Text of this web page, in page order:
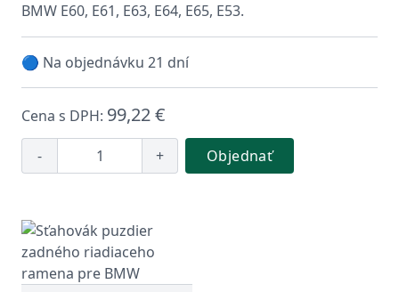
BMW E60, E61, E63, E64, E65, E53.
🔵 Na objednávku 21 dní
Cena s DPH: 99,22 €
- + Objednať